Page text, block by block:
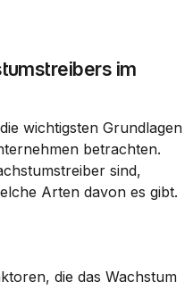
im
wichtigsten Grundlagen
betrachten.
sind,
Arten davon es gibt.
die das Wachstum